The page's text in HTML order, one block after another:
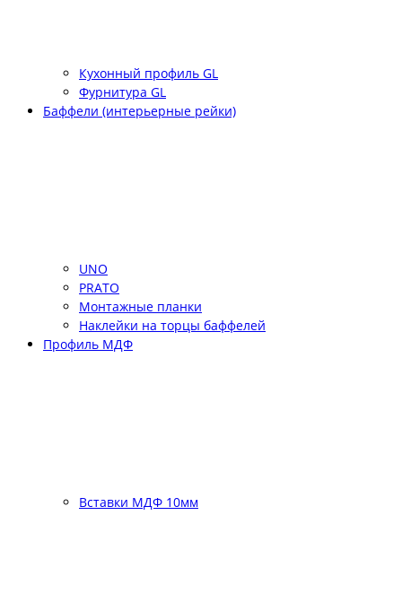
Кухонный профиль GL
Фурнитура GL
Баффели (интерьерные рейки)
UNO
PRATO
Монтажные планки
Наклейки на торцы баффелей
Профиль МДФ
Вставки МДФ 10мм